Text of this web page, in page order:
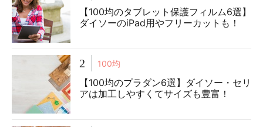
【100均のタブレット保護フィルム6選】
ダイソーのiPad用やフリーカットも！
2 100均
【100均のプラダン6選】ダイソー・セリ
アは加工しやすくてサイズも豊富！